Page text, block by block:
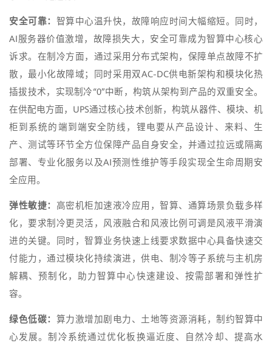
安全可靠： 智算中心温升快，故障响应时间大幅缩短。同时，
AI服务器价值激增，故障损失大，安全可靠成为智算中心核心
诉求。在制冷方面，通过采用分布式架构，保障单点故障不扩
散，最小化故障域；同时采用双AC-DC供电新架构和模块化热
插拔技术，实现制冷“0”中断，构筑从架构到产品的双重安全。
在供配电方面，UPS通过核心技术创新，构筑从器件、模块、机
柜到系统的端到端安全防线，锂电要从产品设计、来料、生
产、测试等环节全方位保障产品自身安全，并通过拉远或隔离
部署、专业化服务以及AI预测性维护等手段实现全生命周期安
全应用。
弹性敏捷： 高密机柜加速液冷应用，智算、通算场景负载多样
化，要求制冷更灵活，风液融合和风液比例可调是风液平滑演
进的关键。同时，智算业务快速上线要求数据中心具备快速交
付能力，通过模块化持续演进，供电、制冷等子系统与主机房
解耦、预制化，助力智算中心快速建设、按需部署和弹性扩
容。
绿色低碳： 算力激增加剧电力、土地等资源消耗，制约智算中
心发展。制冷系统通过优化板换逼近度、自然冷却、提高水